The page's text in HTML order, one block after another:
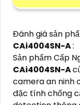
Đánh giá sản
CAi4004SN-A:
Sản phẩm Cấp
CAi4004SN-A
camera an ninh
đặc tính chống